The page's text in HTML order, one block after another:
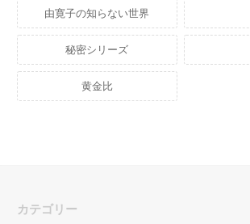
由寛子の知らない世界
秘密シリーズ
黄金比
カテゴリー